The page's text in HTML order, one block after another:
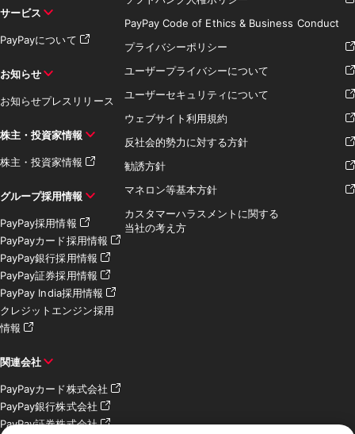
サービス
PayPayについて
お知らせ
お知らせプレスリリース
株主・投資家情報
株主・投資家情報
グループ採用情報
PayPay採用情報
PayPayカード採用情報
PayPay銀行採用情報
PayPay証券採用情報
PayPay India採用情報
クレジットエンジン採用
情報
関連会社
PayPayカード株式会社
PayPay銀行株式会社
PayPay証券株式会社
PayPay Code of Ethics & Business Conduct
プライバシーポリシー
ユーザープライバシーについて
ユーザーセキュリティについて
ウェブサイト利用規約
反社会的勢力に対する方針
勧誘方針
マネロン等基本方針
カスタマーハラスメントに関する
当社の考え方